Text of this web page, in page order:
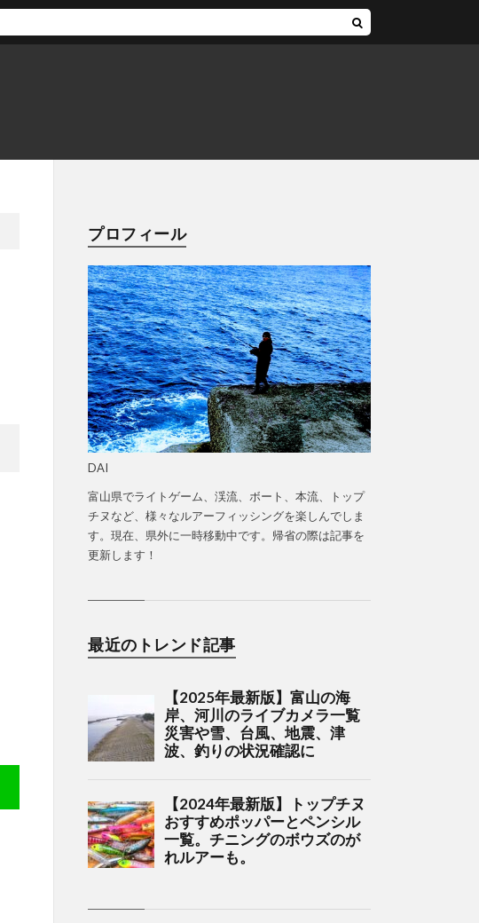
プロフィール
DAI
富山県でライトゲーム、渓流、ボート、本流、トップ
チヌなど、様々なルアーフィッシングを楽しんでしま
す。現在、県外に一時移動中です。帰省の際は記事を
更新します！
最近のトレンド記事